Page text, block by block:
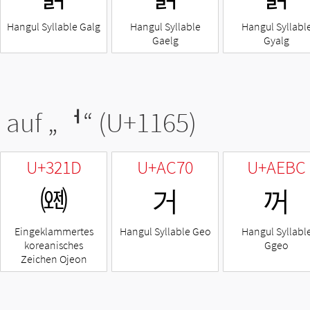
Hangul Syllable Galg
Hangul Syllable
Gaelg
Hangul
Gyalg
„ ᅥ“ (U+1165)
U+321D
㈝
Eingeklammertes
koreanisches
Zeichen Ojeon
U+AC70
거
Hangul Syllable Geo
U+AEBC
꺼
Hangul
Ggeo